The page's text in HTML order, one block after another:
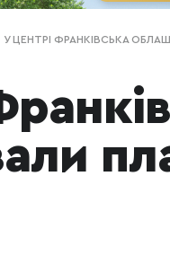
У ЦЕНТРІ ФРАНКІВСЬКА